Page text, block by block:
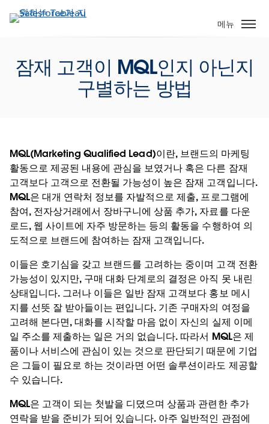
요
메뉴
잠재 고객이 MQL인지 아닌지
구별하는 방법
MQL(Marketing Qualified Lead)이란, 브랜드의 마케팅
활동으로 제공된 내용에 관심을 보였거나 혹은 다른 잠재
고객보다 고객으로 전환될 가능성이 높은 잠재 고객입니다.
MQL은 대개 연락처 정보를 자발적으로 제출, 프로그램에
참여, 전자상거래에서 장바구니에 상품 추가, 자료를 다운
로드, 웹 사이트에 자주 방문하는 등의 활동을 수행하여 의
도적으로 브랜드에 참여하는 잠재 고객입니다.
이들은 호기심을 갖고 브랜드를 고려하는 중이며 고객 전환
가능성이 있지만, 구매 대화 단계로의 결정은 아직 못 내린
상태입니다. 그러나 이들은 일반 잠재 고객보다 홍보 메시
지를 선뜻 잘 받아들이는 편입니다. 기존 구매자의 여정을
고려해 본다면, 대화를 시작할 마음 없이 자신의 실제 이메
일 주소를 제출하는 일은 거의 없습니다. 따라서 MQL은 제
품이나 서비스에 관심이 있는 것으로 판단되기 때문에 기업
은 그들이 필요로 하는 것이라면 어떤 솔루션이라도 제공할
수 있습니다.
MQL은 고객이 되는 첫발을 디뎠으며 상품과 관련한 추가
연락을 받을 준비가 되어 있습니다. 아주 일반적인 관점에